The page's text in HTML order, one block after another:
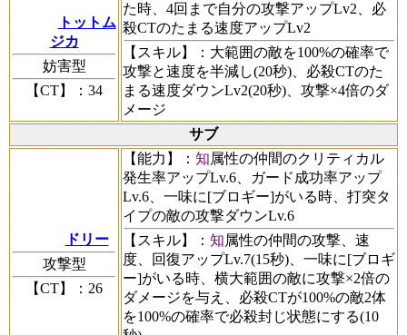
トットム
ジカ
妨害型
【CT】
：34
た時、4回まで自分の攻撃アップLv2、必
殺CTのたまる速度アップLv2
【スキル】
：大範囲の敵を100%の確率で
攻撃と速度を半減し(20秒)、必殺CTのた
まる速度ダウンLv2(20秒)、攻撃×4倍のダ
メージ
サブ
ドリー
攻撃型
【CT】
：26
【能力】 ： 知属性の仲間のクリティカル
発生率アップLv.6、ガード成功率アップ
Lv.6、一味に[ブロギー]がいる時、打突タ
イプの敵の攻撃ダウンLv.6
【スキル】
： 知属性の仲間の攻撃、速
度、回復アップLv.7(15秒)、一味に[ブロギ
ー]がいる時、横大範囲の敵に攻撃×2倍の
ダメージを与え、必殺CTが100%の敵2体
を100%の確率で必殺封じ状態にする(10